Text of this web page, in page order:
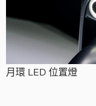
月環 LED 位置燈